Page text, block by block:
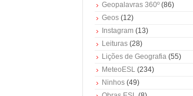
Geopalavras 360º (86)
Geos (12)
Instagram (13)
Leituras (28)
Lições de Geografia (55)
MeteoESL (234)
Ninhos (49)